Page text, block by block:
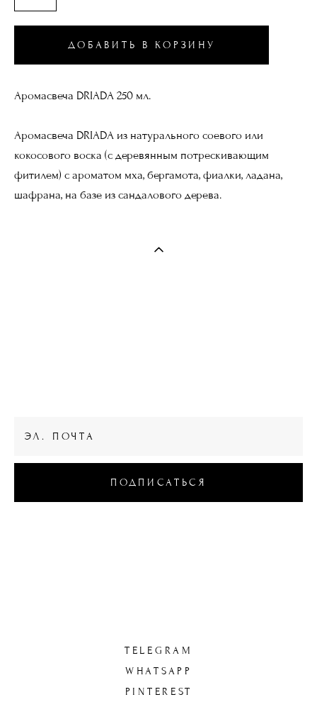
ДОБАВИТЬ В КОРЗИНУ
Аромасвеча DRIADA 250 мл.
Аромасвеча DRIADA из натурального соевого или
кокосового воска (с деревянным потрескивающим
фитилем) с ароматом мха, бергамота, фиалки, ладана,
шафрана, на базе из сандалового дерева.
ПОДПИСАТЬСЯ
TELEGRAM
WHATSAPP
PINTEREST